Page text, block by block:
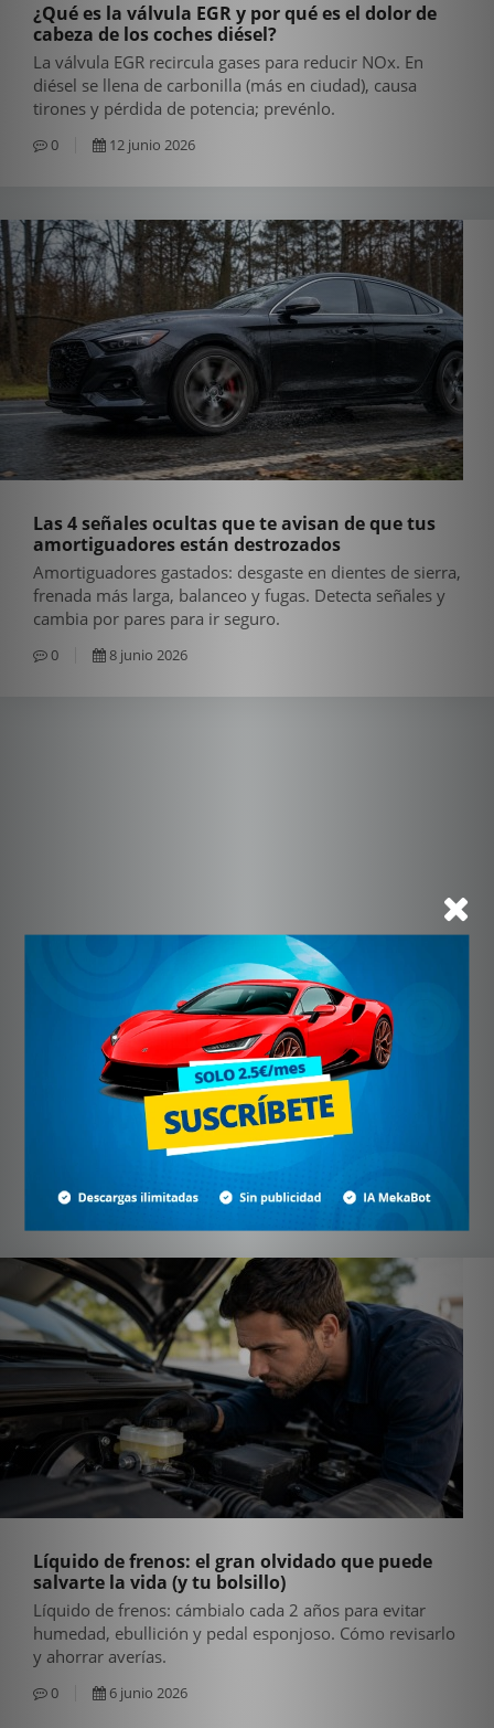
¿Qué es la válvula EGR y por qué es el dolor de
cabeza de los coches diésel?
La válvula EGR recircula gases para reducir NOx. En
diésel se llena de carbonilla (más en ciudad), causa
tirones y pérdida de potencia; prevénlo.
0 12 junio 2026
Las 4 señales ocultas que te avisan de que tus
amortiguadores están destrozados
Amortiguadores gastados: desgaste en dientes de sierra,
frenada más larga, balanceo y fugas. Detecta señales y
cambia por pares para ir seguro.
0 8 junio 2026
Líquido de frenos: el gran olvidado que puede
salvarte la vida (y tu bolsillo)
Líquido de frenos: cámbialo cada 2 años para evitar
humedad, ebullición y pedal esponjoso. Cómo revisarlo
y ahorrar averías.
0 6 junio 2026